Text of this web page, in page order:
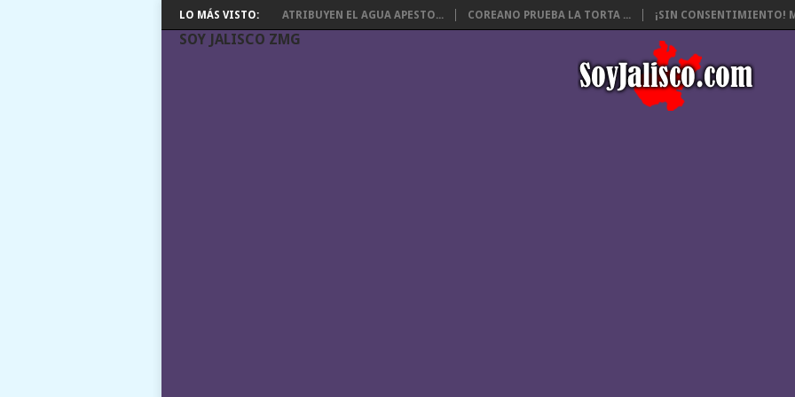
LO MÁS VISTO: ATRIBUYEN EL AGUA APESTO... COREANO PRUEBA LA TORTA ... ¡SIN CONSENTIMIENTO!
SOY JALISCO ZMG